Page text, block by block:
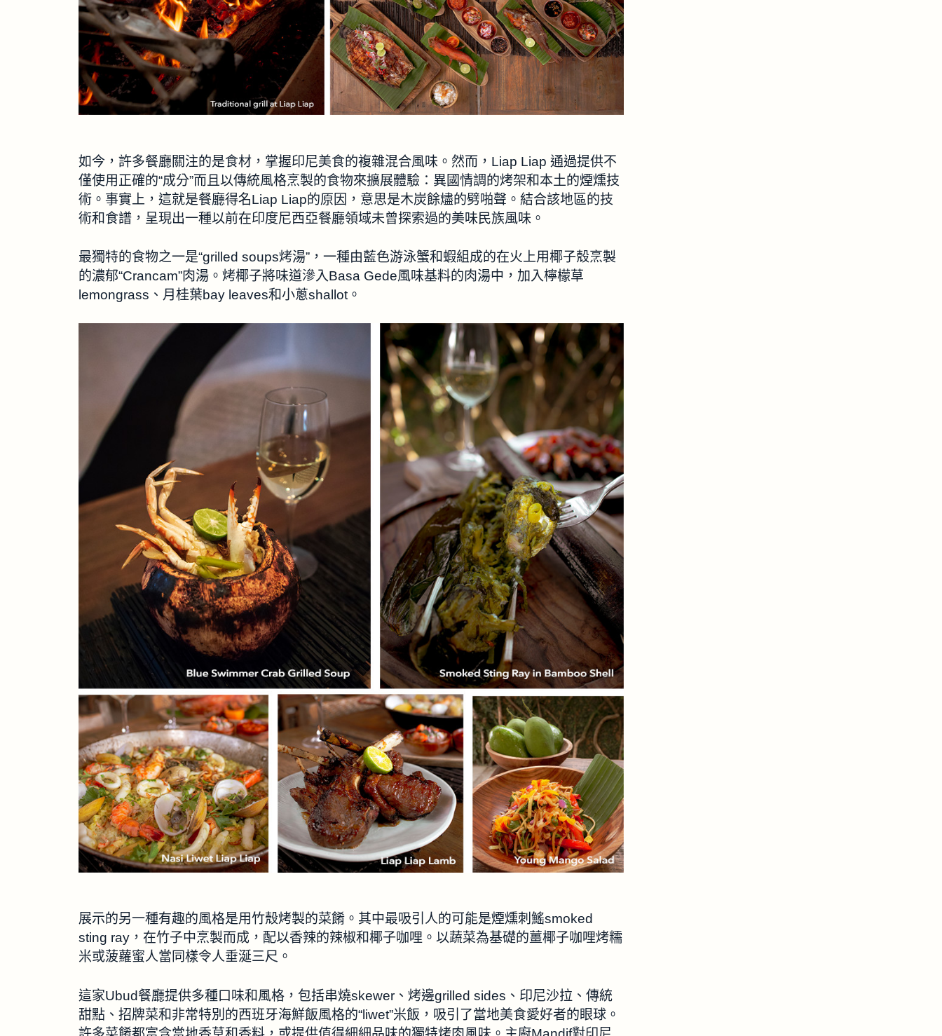
如今，許多餐廳關注的是食材，掌握印尼美食的複雜混合風味。然而，Liap Liap 通過提供不
僅使用正確的“成分”而且以傳統風格烹製的食物來擴展體驗：異國情調的烤架和本土的煙燻技
術。事實上，這就是餐廳得名Liap Liap的原因，意思是木炭餘燼的劈啪聲。結合該地區的技
術和食譜，呈現出一種以前在印度尼西亞餐廳領域未曾探索過的美味民族風味。
最獨特的食物之一是“grilled soups烤湯”，一種由藍色游泳蟹和蝦組成的在火上用椰子殼烹製
的濃郁“Crancam”肉湯。烤椰子將味道滲入Basa Gede風味基料的肉湯中，加入檸檬草
lemongrass、月桂葉bay leaves和小蔥shallot。
展示的另一種有趣的風格是用竹殼烤製的菜餚。其中最吸引人的可能是煙燻刺鰩smoked
sting ray，在竹子中烹製而成，配以香辣的辣椒和椰子咖哩。以蔬菜為基礎的薑椰子咖哩烤糯
米或菠蘿蜜人當同樣令人垂涎三尺。
這家Ubud餐廳提供多種口味和風格，包括串燒skewer、烤邊grilled sides、印尼沙拉、傳統
甜點、招牌菜和非常特別的西班牙海鮮飯風格的“liwet”米飯，吸引了當地美食愛好者的眼球。